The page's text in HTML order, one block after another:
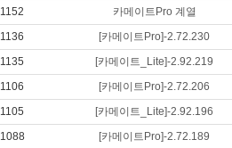
1152
카메이트Pro 계열
1136
[카메이트Pro]-2.72.230
1135
[카메이트_Lite]-2.92.219
1106
[카메이트Pro]-2.72.206
1105
[카메이트_Lite]-2.92.196
1088
[카메이트Pro]-2.72.189